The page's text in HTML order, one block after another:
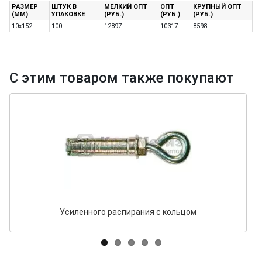
РАЗМЕР
(ММ)
ШТУК В
УПАКОВКЕ
МЕЛКИЙ ОПТ
(РУБ.)
ОПТ
(РУБ.)
КРУПНЫЙ ОПТ
(РУБ.)
10х152
100 12897 10317 8598
С этим товаром также покупают
Усиленного распирания с кольцом